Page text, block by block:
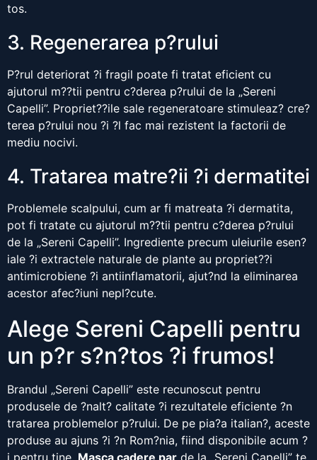
tos.
3. Regenerarea p?rului
P?rul deteriorat ?i fragil poate fi tratat eficient cu
ajutorul m??tii pentru c?derea p?rului de la „Sereni
Capelli”. Propriet??ile sale regeneratoare stimuleaz? cre?
terea p?rului nou ?i ?l fac mai rezistent la factorii de
mediu nocivi.
4. Tratarea matre?ii ?i dermatitei
Problemele scalpului, cum ar fi matreata ?i dermatita,
pot fi tratate cu ajutorul m??tii pentru c?derea p?rului
de la „Sereni Capelli”. Ingrediente precum uleiurile esen?
iale ?i extractele naturale de plante au propriet??i
antimicrobiene ?i antiinflamatorii, ajut?nd la eliminarea
acestor afec?iuni nepl?cute.
Alege Sereni Capelli pentru
un p?r s?n?tos ?i frumos!
Brandul „Sereni Capelli” este recunoscut pentru
produsele de ?nalt? calitate ?i rezultatele eficiente ?n
tratarea problemelor p?rului. De pe pia?a italian?, aceste
produse au ajuns ?i ?n Rom?nia, fiind disponibile acum ?